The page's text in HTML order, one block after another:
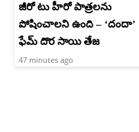
జీరో టు హీరో పాత్రలను
పోషించాలని ఉంది – ‘దందా’
ఫేమ్ దొర సాయి తేజ
47 minutes ago